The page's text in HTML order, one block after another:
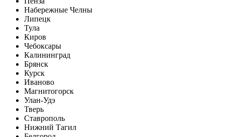
Набережные Челны
Липецк
Тула
Киров
Чебоксары
Калининград
Брянск
Курск
Иваново
Магнитогорск
Улан-Удэ
Тверь
Ставрополь
Нижний Тагил